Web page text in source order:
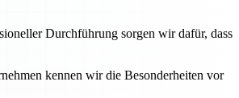
Durchführung sorgen wir dafür, dass
kennen wir die Besonderheiten vor